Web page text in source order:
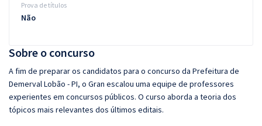
Sobre o concurso
A fim de preparar os candidatos para o concurso da Prefeitura de
Demerval Lobão - PI, o Gran escalou uma equipe de professores
experientes em concursos públicos. O curso aborda a teoria dos
tópicos mais relevantes dos últimos editais.
Prova de títulos
Não